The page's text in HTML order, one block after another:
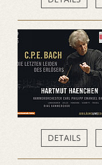
DETAILS